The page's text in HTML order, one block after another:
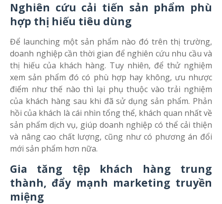
Nghiên cứu cải tiến sản phẩm phù
hợp thị hiếu tiêu dùng
Để launching một sản phẩm nào đó trên thị trường,
doanh nghiệp cần thời gian để nghiên cứu nhu cầu và
thị hiếu của khách hàng. Tuy nhiên, để thử nghiệm
xem sản phẩm đó có phù hợp hay không, ưu nhược
điểm như thế nào thì lại phụ thuộc vào trải nghiệm
của khách hàng sau khi đã sử dụng sản phẩm. Phản
hồi của khách là cái nhìn tổng thể, khách quan nhất về
sản phẩm dịch vụ, giúp doanh nghiệp có thể cải thiện
và nâng cao chất lượng, cũng như có phương án đổi
mới sản phẩm hơn nữa.
Gia tăng tệp khách hàng trung
thành, đẩy mạnh marketing truyền
miệng